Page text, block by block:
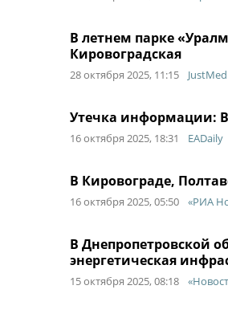
В летнем парке
Кировоградская
28 октября 2025, 11:15
Утечка информации:
16 октября 2025, 18:31 EADaily
В Кировограде,
16 октября 2025, 05:50 «РИА
В Днепропетровской
энергетическая
15 октября 2025, 08:18